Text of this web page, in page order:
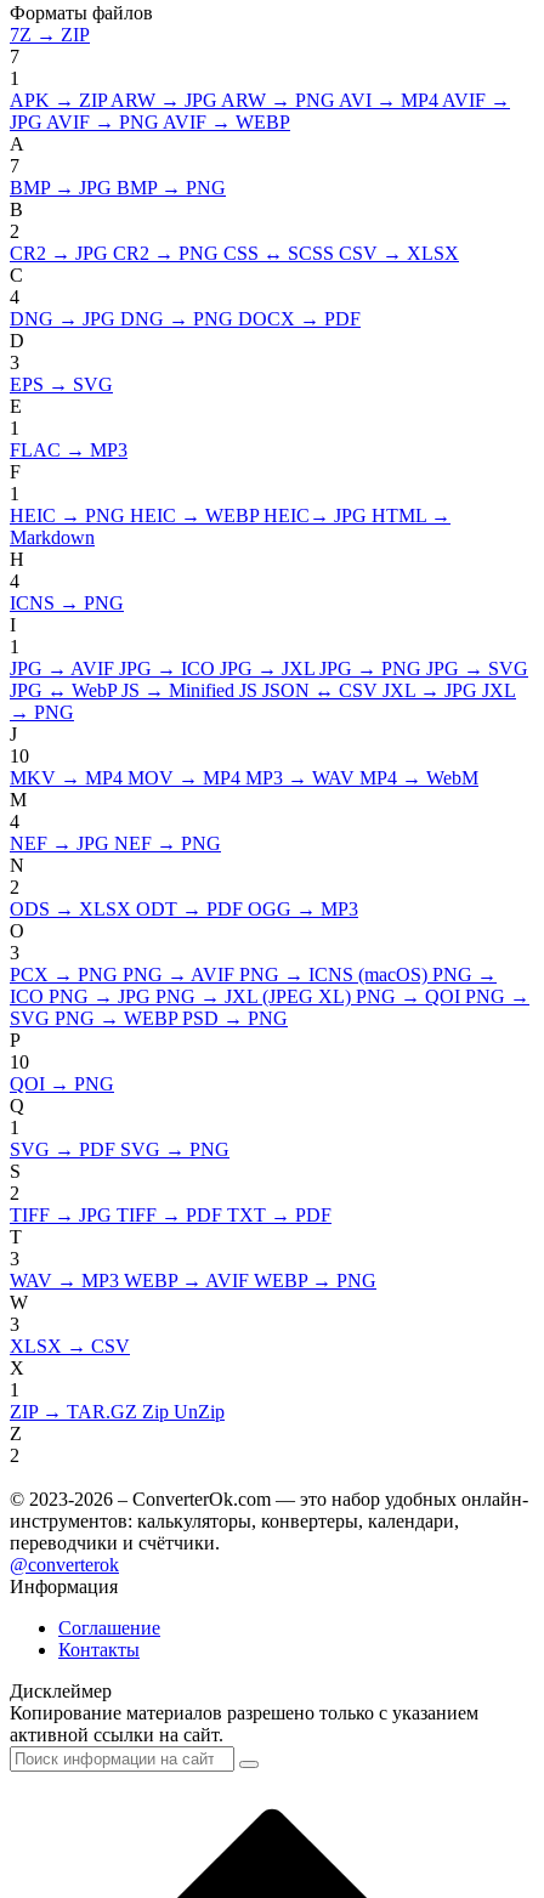
Форматы файлов
7Z → ZIP
7
1
APK → ZIPARW → JPG ARW → PNG AVI → MP4 AVIF →
JPG AVIF → PNG AVIF → WEBP
A
7
BMP → JPG BMP → PNG
B
2
CR2 → JPG CR2 → PNG CSS ↔ SCSS CSV → XLSX
C
4
DNG → JPG DNG → PNG DOCX → PDF
D
3
EPS → SVG
E
1
FLAC → MP3
F
1
HEIC → PNG HEIC → WEBPHEIC→ JPG HTML →
Markdown
H
4
ICNS → PNG
I
1
JPG → AVIF JPG → ICO JPG → JXL JPG → PNG JPG → SVG
JPG ↔ WebPJS → Minified JS JSON ↔ CSV JXL → JPG JXL
→ PNG
J
10
MKV → MP4 MOV → MP4 MP3 → WAV MP4 → WebM
M
4
NEF → JPG NEF → PNG
N
2
ODS → XLSX ODT → PDF OGG → MP3
O
3
PCX → PNG PNG → AVIF PNG → ICNS (macOS) PNG →
ICO PNG → JPG PNG → JXL (JPEG XL) PNG → QOI PNG →
SVG PNG → WEBPPSD → PNG
P
10
QOI → PNG
Q
1
SVG → PDF SVG → PNG
S
2
TIFF → JPG TIFF → PDF TXT → PDF
T
3
WAV → MP3 WEBP → AVIF WEBP → PNG
W
3
XLSX → CSV
X
1
ZIP → TAR.GZ Zip UnZip
Z
2
© 2023-2026 – ConverterOk.com — это набор удобных онлайн-
инструментов: калькуляторы, конвертеры, календари,
переводчики и счётчики.
@converterok
Информация
Соглашение
Контакты
Дисклеймер
Копирование материалов разрешено только с указанием
активной ссылки на сайт.